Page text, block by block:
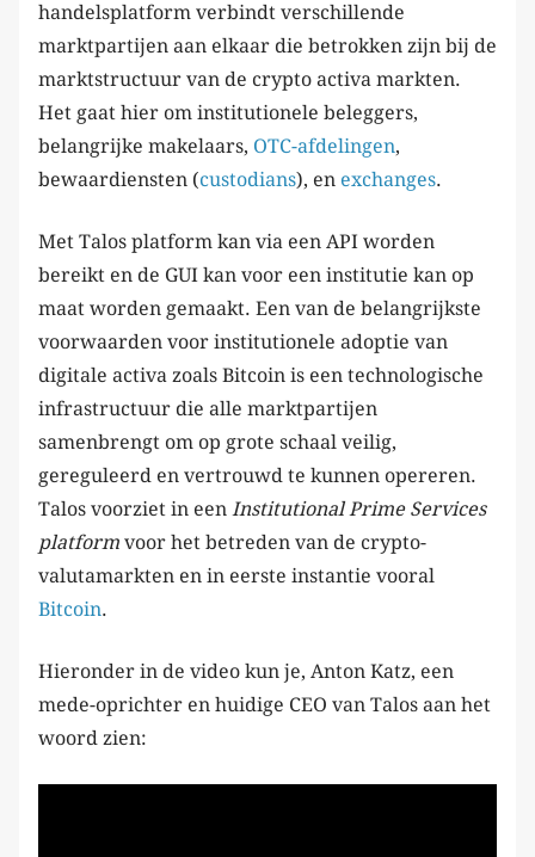
handelsplatform verbindt verschillende
marktpartijen aan elkaar die betrokken zijn bij de
marktstructuur van de crypto activa markten.
Het gaat hier om institutionele beleggers,
belangrijke makelaars, OTC-afdelingen,
bewaardiensten (custodians), en exchanges.
Met Talos platform kan via een API worden
bereikt en de GUI kan voor een institutie kan op
maat worden gemaakt. Een van de belangrijkste
voorwaarden voor institutionele adoptie van
digitale activa zoals Bitcoin is een technologische
infrastructuur die alle marktpartijen
samenbrengt om op grote schaal veilig,
gereguleerd en vertrouwd te kunnen opereren.
Talos voorziet in een Institutional Prime Services
platform voor het betreden van de crypto-
valutamarkten en in eerste instantie vooral
Bitcoin.
Hieronder in de video kun je, Anton Katz, een
mede-oprichter en huidige CEO van Talos aan het
woord zien: